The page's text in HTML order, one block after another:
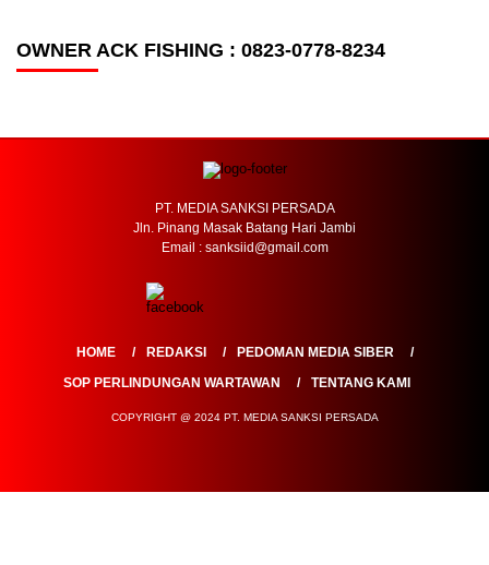
OWNER ACK FISHING : 0823-0778-8234
PT. MEDIA SANKSI PERSADA
Jln. Pinang Masak Batang Hari Jambi
Email : sanksiid@gmail.com
HOME REDAKSI
PEDOMAN MEDIA SIBER
SOP PERLINDUNGAN WARTAWAN
TENTANG KAMI